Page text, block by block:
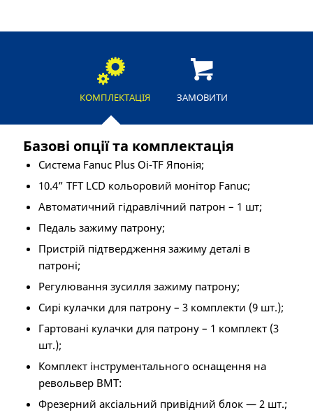
КОМПЛЕКТАЦІЯ ЗАМОВИТИ
Базові опції та комплектація
Система Fanuc Plus Oi-TF Японія;
10.4” TFT LCD кольоровий монітор Fanuc;
Автоматичний гідравлічний патрон – 1 шт;
Педаль зажиму патрону;
Пристрій підтвердження зажиму деталі в
патроні;
Регулювання зусилля зажиму патрону;
Сирі кулачки для патрону – 3 комплекти (9 шт.);
Гартовані кулачки для патрону – 1 комплект (3
шт.);
Комплект інструментального оснащення на
револьвер ВМТ:
Фрезерний аксіальний привідний блок — 2 шт.;